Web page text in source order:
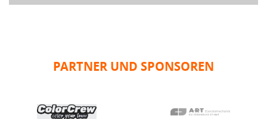
PARTNER UND SPONSOREN